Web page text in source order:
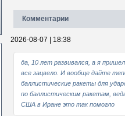
Комментарии
2026-08-07 | 18:38
да, 10 лет развивался, а я
все зацвело. И вообще дайте
баллистические ракеты для
по баллистическим ракетам,
США в Иране это так помогло